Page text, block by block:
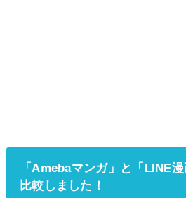
「Amebaマンガ」と「LINE
比較しました！